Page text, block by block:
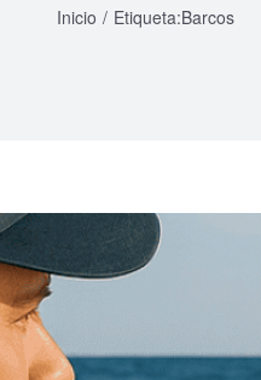
Inicio Etiqueta:Barcos